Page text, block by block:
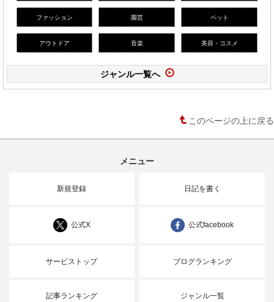
ファッション 園芸 ペット
アウトドア 音楽 美容・コスメ
ジャンル一覧へ
このページの上に戻る
メニュー
新規登録 日記を書く
公式X 公式facebook
サービストップ ブログランキング
記事ランキング ジャンル一覧